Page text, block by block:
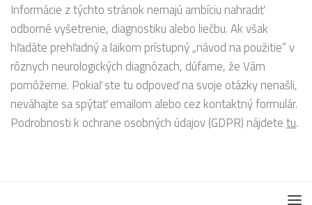
Informácie z týchto stránok nemajú ambíciu nahradiť
odborné vyšetrenie, diagnostiku alebo liečbu. Ak však
hľadáte prehľadný a laikom prístupný „návod na použitie“ v
rôznych neurologických diagnózach, dúfame, že Vám
pomôžeme. Pokiaľ ste tu odpoveď na svoje otázky nenašli,
neváhajte sa spýtať emailom alebo cez kontaktný formulár.
Podrobnosti k ochrane osobných údajov (GDPR) nájdetetu.